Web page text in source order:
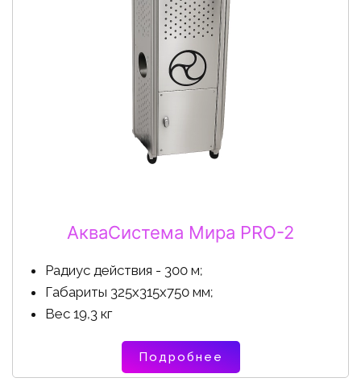
АкваСистема Мира PRO-2
Радиус действия - 300 м;
Габариты 325х315х750 мм;
Вес 19,3 кг
Подробнее